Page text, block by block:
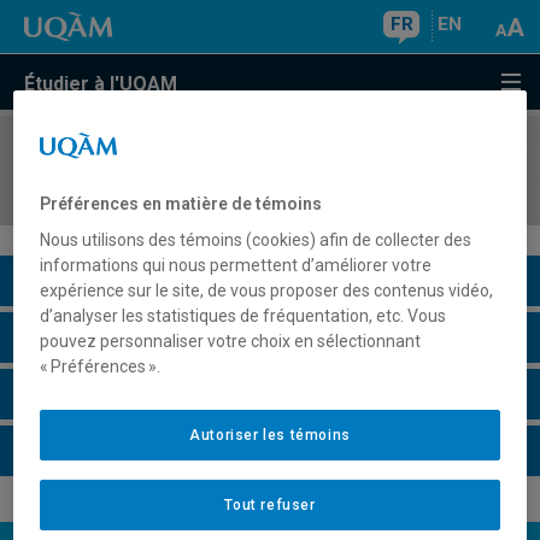
FR EN
Étudier à l'UQAM
COURS//
Description du cours
Horaire - Été 2026
Préférences en matière de témoins
Nous utilisons des témoins (cookies) afin de collecter des
informations qui nous permettent d’améliorer votre
expérience sur le site, de vous proposer des contenus vidéo,
d’analyser les statistiques de fréquentation, etc. Vous
pouvez personnaliser votre choix en sélectionnant
« Préférences ».
Tout refuser
Autoriser les témoins